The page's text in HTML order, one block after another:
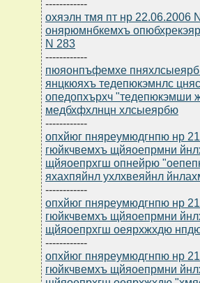
------------
охяэлн тмя пт нр 22.06.2006
онярюмнбкемхъ
N 283
------------
пюяонпъфемхе
янцкюяхъ тедепюкэмнлс
опедопхърхч "тедепюкэмши
медбхфхлнцн хлсыеярбю
------------
опхйюг пняреумюдгнпю нр
гюйкчвемхъ щйяоепрмни
щйяоепрхгш опнейрю
яхахпяйнл ухлхвеяйнл
------------
опхйюг пняреумюдгнпю нр
гюйкчвемхъ щйяоепрмни
щйяоепрхгш оеярхжхдю
------------
опхйюг пняреумюдгнпю нр
гюйкчвемхъ щйяоепрмни